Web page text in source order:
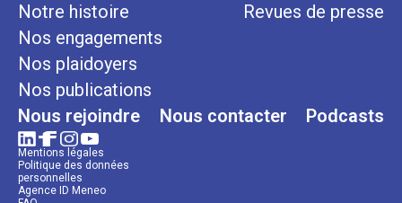
Notre histoire
Nos engagements
Nos plaidoyers
Nos publications
Revues de presse
Nous rejoindre Nous contacter Podcasts
Mentions légales
Politique des données
personnelles
Agence ID Meneo